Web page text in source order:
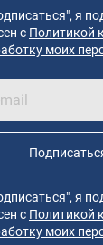
я
с Политикой
моих
я
с Политикой
моих